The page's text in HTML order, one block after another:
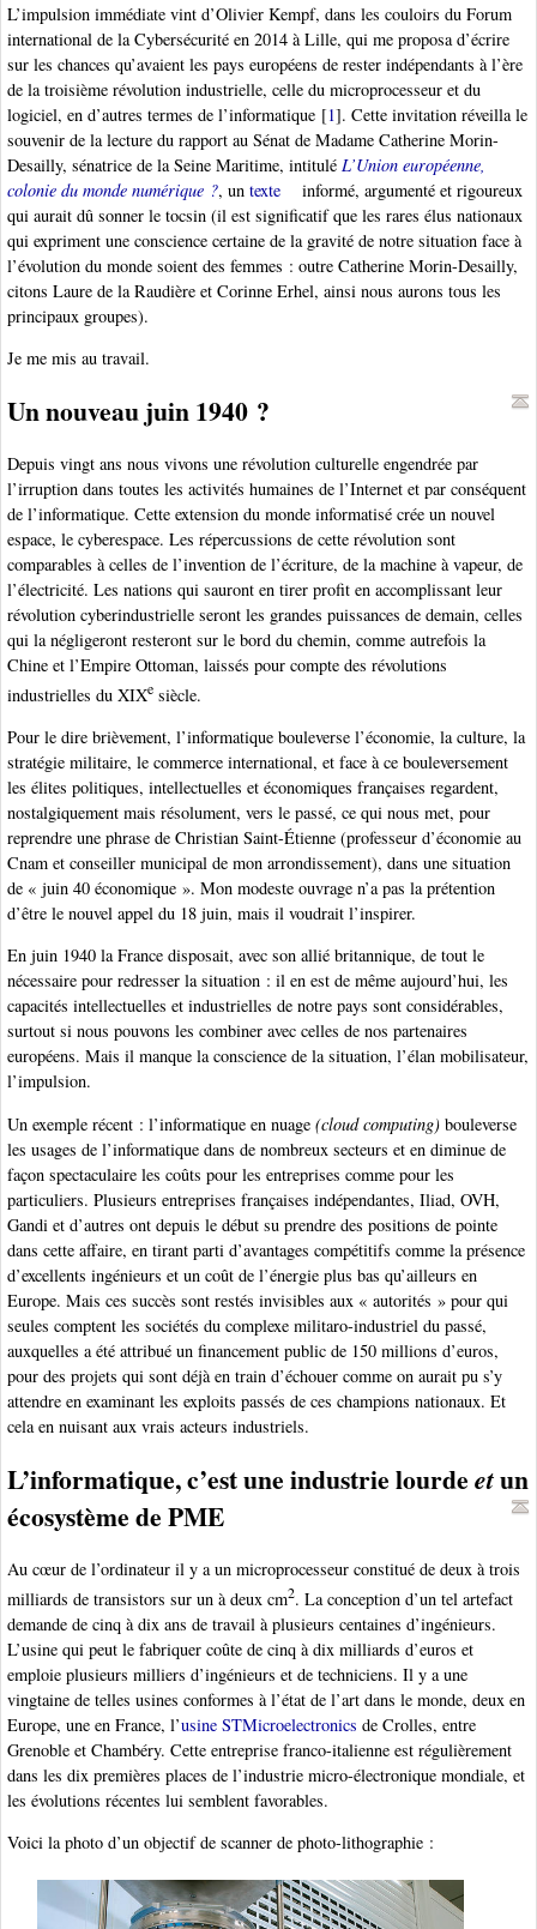
L’impulsion immédiate vint d’Olivier Kempf, dans les couloirs du Forum
international de la Cybersécurité en 2014 à Lille, qui me proposa d’écrire
sur les chances qu’avaient les pays européens de rester indépendants à l’ère
de la troisième révolution industrielle, celle du microprocesseur et du
logiciel, en d’autres termes de l’informatique [1]. Cette invitation réveilla le
souvenir de la lecture du rapport au Sénat de Madame Catherine Morin-
Desailly, sénatrice de la Seine Maritime, intitulé L’Union européenne,
colonie du monde numérique ?, un texte
informé, argumenté et rigoureux
qui aurait dû sonner le tocsin (il est significatif que les rares élus nationaux
qui expriment une conscience certaine de la gravité de notre situation face à
l’évolution du monde soient des femmes : outre Catherine Morin-Desailly,
citons Laure de la Raudière et Corinne Erhel, ainsi nous aurons tous les
principaux groupes).
Je me mis au travail.
Un nouveau juin 1940 ?
Depuis vingt ans nous vivons une révolution culturelle engendrée par
l’irruption dans toutes les activités humaines de l’Internet et par conséquent
de l’informatique. Cette extension du monde informatisé crée un nouvel
espace, le cyberespace. Les répercussions de cette révolution sont
comparables à celles de l’invention de l’écriture, de la machine à vapeur, de
l’électricité. Les nations qui sauront en tirer profit en accomplissant leur
révolution cyberindustrielle seront les grandes puissances de demain, celles
qui la négligeront resteront sur le bord du chemin, comme autrefois la
Chine et l’Empire Ottoman, laissés pour compte des révolutions
industrielles du XIXe siècle.
Pour le dire brièvement, l’informatique bouleverse l’économie, la culture, la
stratégie militaire, le commerce international, et face à ce bouleversement
les élites politiques, intellectuelles et économiques françaises regardent,
nostalgiquement mais résolument, vers le passé, ce qui nous met, pour
reprendre une phrase de Christian Saint-Étienne (professeur d’économie au
Cnam et conseiller municipal de mon arrondissement), dans une situation
de « juin 40 économique ». Mon modeste ouvrage n’a pas la prétention
d’être le nouvel appel du 18 juin, mais il voudrait l’inspirer.
En juin 1940 la France disposait, avec son allié britannique, de tout le
nécessaire pour redresser la situation : il en est de même aujourd’hui, les
capacités intellectuelles et industrielles de notre pays sont considérables,
surtout si nous pouvons les combiner avec celles de nos partenaires
européens. Mais il manque la conscience de la situation, l’élan mobilisateur,
l’impulsion.
Un exemple récent : l’informatique en nuage (cloud computing) bouleverse
les usages de l’informatique dans de nombreux secteurs et en diminue de
façon spectaculaire les coûts pour les entreprises comme pour les
particuliers. Plusieurs entreprises françaises indépendantes, Iliad, OVH,
Gandi et d’autres ont depuis le début su prendre des positions de pointe
dans cette affaire, en tirant parti d’avantages compétitifs comme la présence
d’excellents ingénieurs et un coût de l’énergie plus bas qu’ailleurs en
Europe. Mais ces succès sont restés invisibles aux « autorités » pour qui
seules comptent les sociétés du complexe militaro-industriel du passé,
auxquelles a été attribué un financement public de 150 millions d’euros,
pour des projets qui sont déjà en train d’échouer comme on aurait pu s’y
attendre en examinant les exploits passés de ces champions nationaux. Et
cela en nuisant aux vrais acteurs industriels.
L’informatique, c’est une industrie lourde etun
écosystème de PME
Au cœur de l’ordinateur il y a un microprocesseur constitué de deux à trois
milliards de transistors sur un à deux cm2. La conception d’un tel artefact
demande de cinq à dix ans de travail à plusieurs centaines d’ingénieurs.
L’usine qui peut le fabriquer coûte de cinq à dix milliards d’euros et
emploie plusieurs milliers d’ingénieurs et de techniciens. Il y a une
vingtaine de telles usines conformes à l’état de l’art dans le monde, deux en
Europe, une en France, l’usine STMicroelectronics de Crolles, entre
Grenoble et Chambéry. Cette entreprise franco-italienne est régulièrement
dans les dix premières places de l’industrie micro-électronique mondiale, et
les évolutions récentes lui semblent favorables.
Voici la photo d’un objectif de scanner de photo-lithographie :